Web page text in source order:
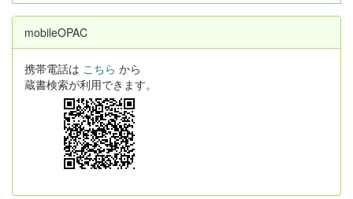
mobileOPAC
携帯電話は こちら から
蔵書検索が利用できます。